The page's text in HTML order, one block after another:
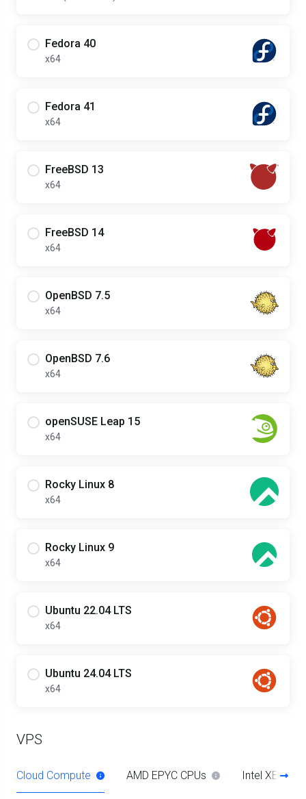
Fedora 40
x64
Fedora 41
x64
FreeBSD 13
x64
FreeBSD 14
x64
OpenBSD 7.5
x64
OpenBSD 7.6
x64
openSUSE Leap 15
x64
Rocky Linux 8
x64
Rocky Linux 9
x64
Ubuntu 22.04 LTS
x64
Ubuntu 24.04 LTS
x64
VPS
Cloud Compute AMD EPYC CPUs Intel XEON